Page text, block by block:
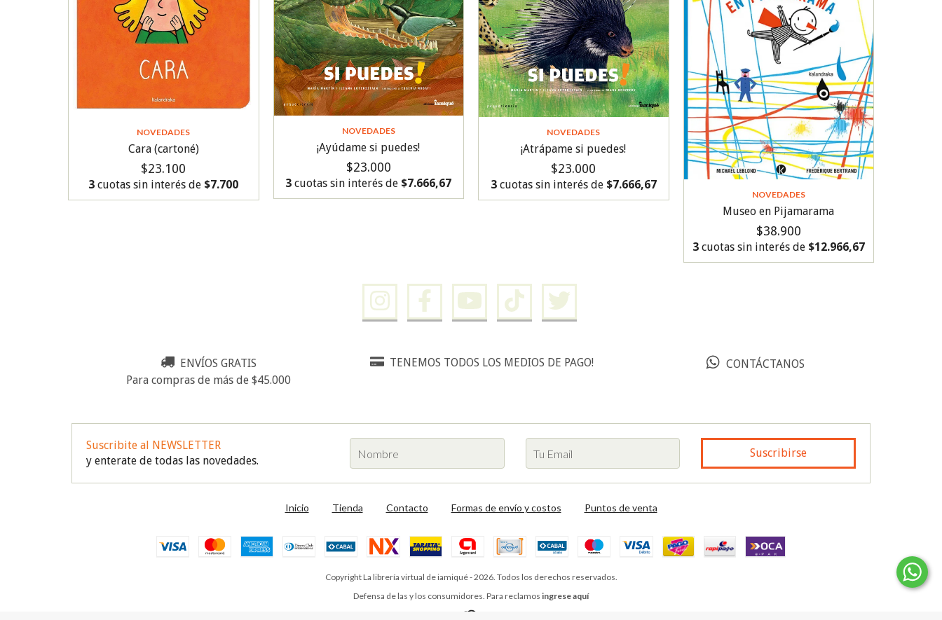
NOVEDADES
Cara (cartoné)
$23.100
3 cuotas sin interés de $7.700
NOVEDADES
¡Ayúdame si puedes!
$23.000
3 cuotas sin interés de $7.666,67
NOVEDADES
¡Atrápame si puedes!
$23.000
3cuotas sin interés de $7.666,67
NOVEDADES
Museo en Pijamarama
$38.900
3cuotas sin interés de $12.966,67
ENVÍOS GRATIS
Para compras de más de $45.000
TENEMOS TODOS LOS MEDIOS DE PAGO! CONTÁCTANOS
Suscribite al NEWSLETTER
y enterate de todas las novedades.
Inicio Tienda Contacto Formas de envío y costos Puntos de venta
Copyright La librería virtual de iamiqué - 2026. Todos los derechos reservados.
Defensa de las y los consumidores. Para reclamos ingrese aquí